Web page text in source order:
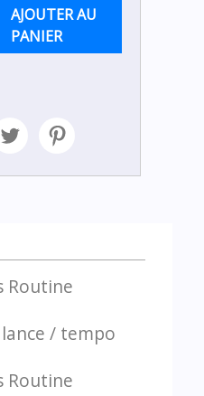
AJOUTER AU
PANIER
/ tempo